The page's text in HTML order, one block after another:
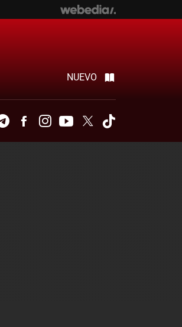
NUEVO
TelegramFacebookInstagramYoutubeTwitter